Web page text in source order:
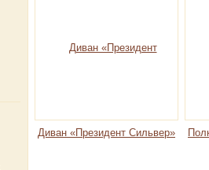
Диван «Президент Сильвер»